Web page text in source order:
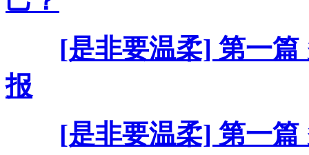
[是非要温柔] 第一
报
[是非要温柔] 第一